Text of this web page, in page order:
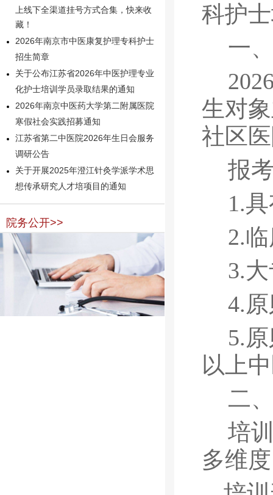
上线下全渠道挂号方式合集，快来收
藏！
2026年南京市中医康复护理专科护士
招生简章
关于公布江苏省2026年中医护理专业
化护士培训学员录取结果的通知
2026年南京中医药大学第二附属医院
寒假社会实践招募通知
江苏省第二中医院2026年生日会服务
调研公告
关于开展2025年澄江针灸学派学术思
想传承研究人才培项目的通知
院务公开>>
科护
一
生对
社区
报
1.
2.
3.
4.
5.
以上
二
培
多维度